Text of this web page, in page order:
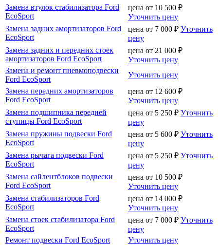
Замена втулок стабилизатора Ford
EcoSport
цена от 10 500 ₽
Уточнить цену
Замена задних амортизаторов Ford
EcoSport
цена от 7 000 ₽ Уточнить
цену
Замена задних и передних стоек
амортизаторов Ford EcoSport
цена от 21 000 ₽
Уточнить цену
Замена и ремонт пневмоподвески
Ford EcoSport
Уточнить цену
Замена передних амортизаторов
Ford EcoSport
цена от 12 600 ₽
Уточнить цену
Замена подшипника передней
ступицы Ford EcoSport
цена от 5 250 ₽ Уточнить
цену
Замена пружины подвески Ford
EcoSport
цена от 5 600 ₽ Уточнить
цену
Замена рычага подвески Ford
EcoSport
цена от 5 250 ₽ Уточнить
цену
Замена сайлентблоков подвески
Ford EcoSport
цена от 10 500 ₽
Уточнить цену
Замена стабилизаторов Ford
EcoSport
цена от 14 000 ₽
Уточнить цену
Замена стоек стабилизатора Ford
EcoSport
цена от 7 000 ₽ Уточнить
цену
Ремонт подвески Ford EcoSport
Уточнить цену